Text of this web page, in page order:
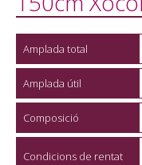
Amplada total
Amplada útil
Composició
Condicions de rentat